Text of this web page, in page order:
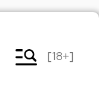
[18+]